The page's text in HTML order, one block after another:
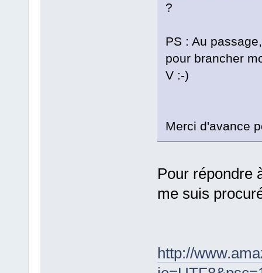
?
PS : Au
pour brancher
V :-)
Merci d'avance
Pour répondre
me suis
http://